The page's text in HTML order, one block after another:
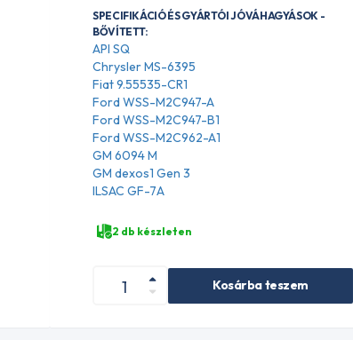
SPECIFIKÁCIÓ ÉS GYÁRTÓI JÓVÁHAGYÁSOK -
BŐVÍTETT:
API SQ
Chrysler MS-6395
Fiat 9.55535-CR1
Ford WSS-M2C947-A
Ford WSS-M2C947-B1
Ford WSS-M2C962-A1
GM 6094 M
GM dexos1 Gen 3
ILSAC GF-7A
2 db készleten
Kosárba teszem